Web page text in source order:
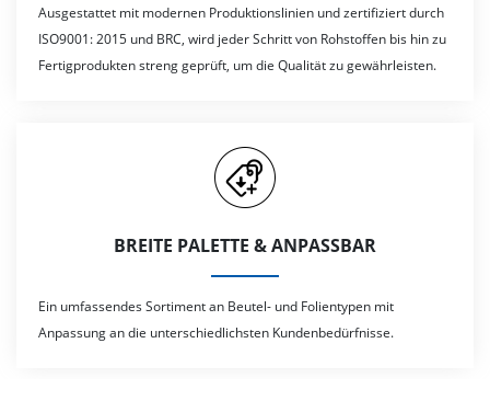
Ausgestattet mit modernen Produktionslinien und zertifiziert durch
ISO9001: 2015 und BRC, wird jeder Schritt von Rohstoffen bis hin zu
Fertigprodukten streng geprüft, um die Qualität zu gewährleisten.
BREITE PALETTE & ANPASSBAR
Ein umfassendes Sortiment an Beutel- und Folientypen mit
Anpassung an die unterschiedlichsten Kundenbedürfnisse.